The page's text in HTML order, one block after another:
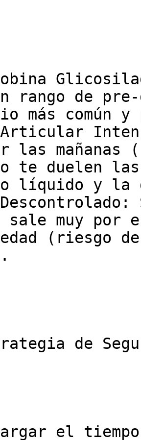
rango de
más
las
te duelen
líquido y
sale muy por
(riesgo
de